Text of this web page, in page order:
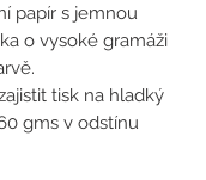
papír s jemnou
o vysoké gramáži
tisk na hladký
gms v odstínu